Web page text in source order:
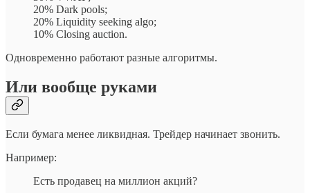
20% Dark pools;
20% Liquidity seeking algo;
10% Closing auction.
Одновременно работают разные алгоритмы.
Или вообще руками
Если бумага менее ликвидная. Трейдер начинает звонить.
Например:
Есть продавец на миллион акций?